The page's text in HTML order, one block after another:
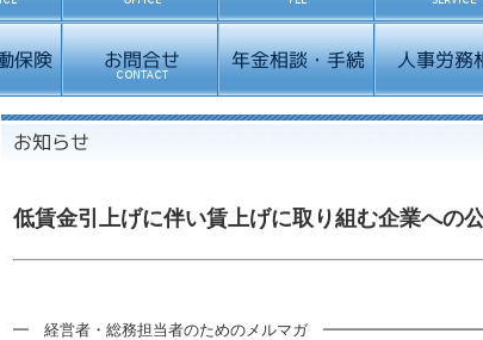
低賃金引上げに伴い賃上げに取り組む企業への
━ 経営者・総務担当者のためのメルマガ